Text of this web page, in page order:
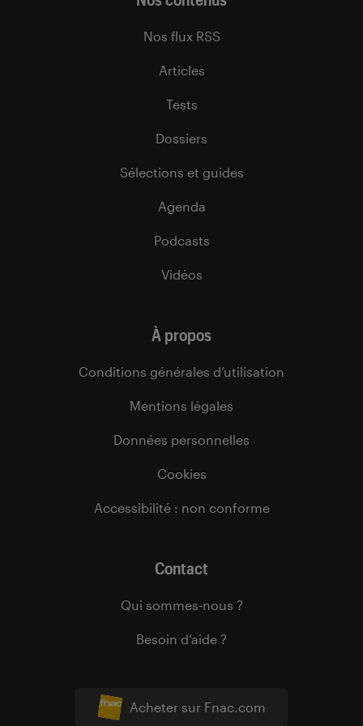
Acheter sur Fnac.com
Nos flux RSS
Articles
Tests
Dossiers
Sélections et guides
Agenda
Podcasts
Vidéos
À propos
Conditions générales d’utilisation
Mentions légales
Données personnelles
Cookies
Accessibilité : non conforme
Contact
Qui sommes-nous ?
Besoin d’aide ?